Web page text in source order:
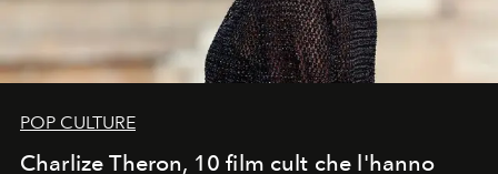
POP CULTURE
Charlize Theron, 10 film cult che l'hanno